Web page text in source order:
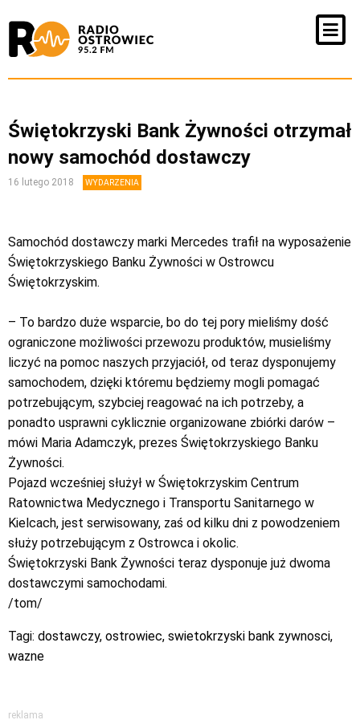
Świętokrzyski Bank Żywności otrzymał
nowy samochód dostawczy
16 lutego 2018 WYDARZENIA
Samochód dostawczy marki Mercedes trafił na wyposażenie
Świętokrzyskiego Banku Żywności w Ostrowcu
Świętokrzyskim.
– To bardzo duże wsparcie, bo do tej pory mieliśmy dość
ograniczone możliwości przewozu produktów, musieliśmy
liczyć na pomoc naszych przyjaciół, od teraz dysponujemy
samochodem, dzięki któremu będziemy mogli pomagać
potrzebującym, szybciej reagować na ich potrzeby, a
ponadto usprawni cyklicznie organizowane zbiórki darów –
mówi Maria Adamczyk, prezes Świętokrzyskiego Banku
Żywności.
Pojazd wcześniej służył w Świętokrzyskim Centrum
Ratownictwa Medycznego i Transportu Sanitarnego w
Kielcach, jest serwisowany, zaś od kilku dni z powodzeniem
służy potrzebującym z Ostrowca i okolic.
Świętokrzyski Bank Żywności teraz dysponuje już dwoma
dostawczymi samochodami.
/tom/
Tagi: dostawczy, ostrowiec, swietokrzyski bank zywnosci,
wazne
reklama